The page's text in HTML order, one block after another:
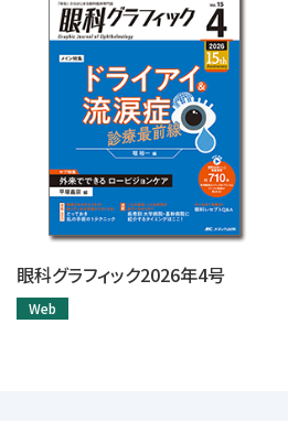
眼科グラフィック2026年4号
Web